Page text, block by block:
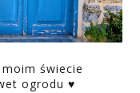
świecie
ogrodu ♥